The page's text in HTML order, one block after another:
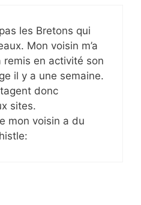
les Bretons qui
Mon voisin m’a
remis en activité son
il y a une semaine.
donc
sites.
mon voisin a du